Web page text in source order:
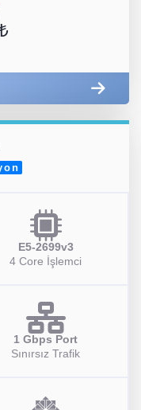
E5-2699v3
4 Core İşlemci
1 Gbps Port
Sınırsız Trafik